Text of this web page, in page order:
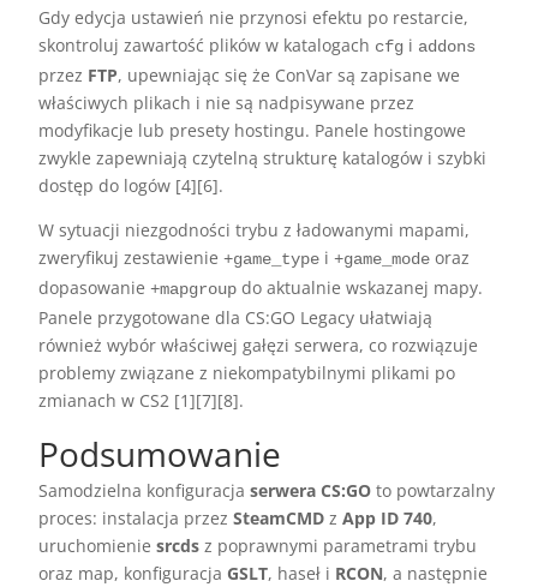
Gdy edycja ustawień nie przynosi efektu po restarcie,
skontroluj zawartość plików w katalogach cfg i addons
przez FTP, upewniając się że ConVar są zapisane we
właściwych plikach i nie są nadpisywane przez
modyfikacje lub presety hostingu. Panele hostingowe
zwykle zapewniają czytelną strukturę katalogów i szybki
dostęp do logów [4][6].
W sytuacji niezgodności trybu z ładowanymi mapami,
zweryfikuj zestawienie+game_type i+game_mode oraz
dopasowanie+mapgroup do aktualnie wskazanej mapy.
Panele przygotowane dla CS:GO Legacy ułatwiają
również wybór właściwej gałęzi serwera, co rozwiązuje
problemy związane z niekompatybilnymi plikami po
zmianach w CS2 [1][7][8].
Podsumowanie
Samodzielna konfiguracjaserwera CS:GO to powtarzalny
proces: instalacja przezSteamCMD zApp ID 740,
uruchomieniesrcds z poprawnymi parametrami trybu
oraz map, konfiguracja GSLT, haseł i RCON, a następnie